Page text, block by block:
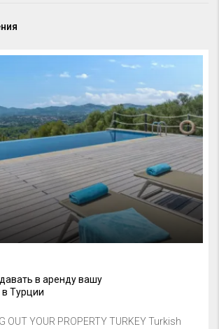
в аренду вашу
Турции
OUT YOUR PROPERTY TURKEY Turkish